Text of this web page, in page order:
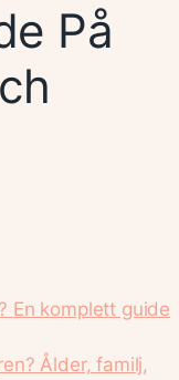
På
En komplett guide
Ålder, familj,